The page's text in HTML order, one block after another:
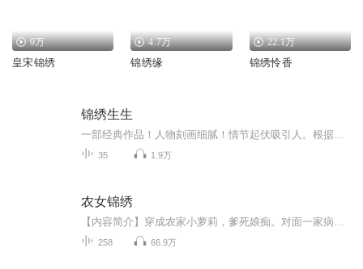
9万
皇宋锦绣
4.7万
锦绣缘
22.1万
锦绣怜香
锦绣生生
35 1.9万
农女锦绣
258 66.9万